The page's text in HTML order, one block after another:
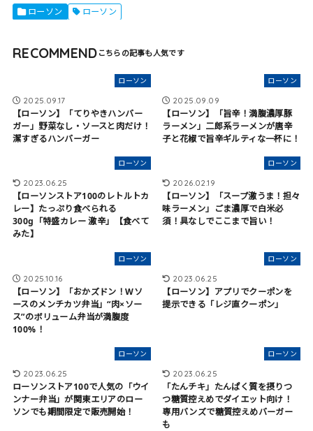
ローソン ローソン
RECOMMEND
ローソン
2025.09.17
【ローソン】「てりやきハンバー
ガー」野菜なし・ソースと肉だけ！
潔すぎるハンバーガー
ローソン
2025.09.09
【ローソン】「旨辛！満腹濃厚豚
ラーメン」二郎系ラーメンが唐辛
子と花椒で旨辛ギルティな一杯に！
ローソン
2023.06.25
【ローソンストア100のレトルトカ
レー】たっぷり食べられる
300g「特盛カレー 激辛」【食べて
みた】
ローソン
2026.02.19
【ローソン】「スープ激うま！担々
味ラーメン」ごま濃厚で白米必
須！具なしでここまで旨い！
ローソン
2025.10.16
【ローソン】「おかズドン！Wソ
ースのメンチカツ弁当」“肉×ソー
ス”のボリューム弁当が満腹度
100%！
ローソン
2023.06.25
【ローソン】アプリでクーポンを
提示できる「レジ直クーポン」
ローソン
2023.06.25
ローソンストア100で人気の「ウイ
ンナー弁当」が関東エリアのロー
ソンでも期間限定で販売開始！
ローソン
2023.06.25
「たんチキ」たんぱく質を摂りつ
つ糖質控えめでダイエット向け！
専用バンズで糖質控えめバーガー
も